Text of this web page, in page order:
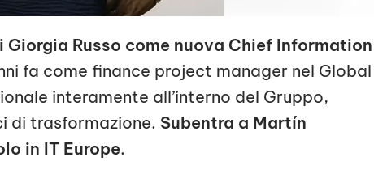
Russo come nuova Chief Information
fa come finance project manager nel Global
interamente all’interno del Gruppo,
di trasformazione. Subentra a Martín
in IT Europe.